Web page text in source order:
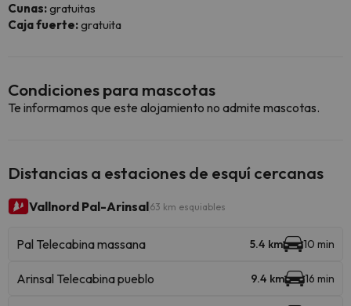
Cunas:gratuitas
Caja fuerte:gratuita
Condiciones para mascotas
Te informamos que este alojamiento no admite mascotas.
Distancias a estaciones de esquí cercanas
Vallnord Pal-Arinsal63 km esquiables
Pal Telecabina massana 5.4 km 10 min
Arinsal Telecabina pueblo 9.4 km 16 min